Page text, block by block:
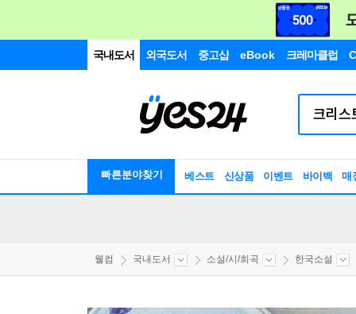
국내도서 외국도서 중고샵 eBook 크레마클럽
빠른분야찾기 베스트 신상품 이벤트 바이백 매
웰컴 국내도서 소설/시/희곡 한국소설